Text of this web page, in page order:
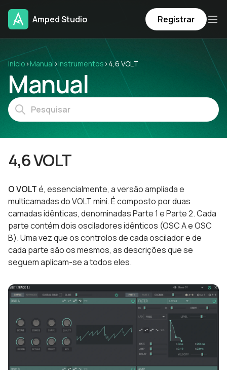
Amped Studio Registrar
Início›Manual›Instrumentos ›4,6 VOLT
Manual
4,6 VOLT
O VOLTé, essencialmente, a versão ampliada e
multicamadas do VOLT mini. É composto por duas
camadas idênticas, denominadas Parte 1 e Parte 2. Cada
parte contém dois osciladores idênticos (OSC A e OSC
B). Uma vez que os controlos de cada oscilador e de
cada parte são os mesmos, as descrições que se
seguem aplicam-se a todos eles.